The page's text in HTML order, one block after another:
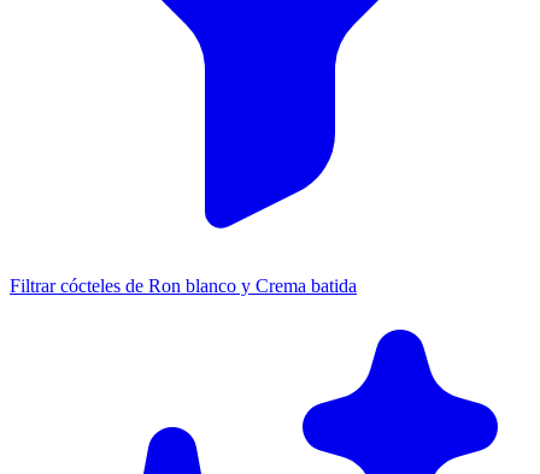
Filtrar cócteles de Ron blanco y Crema batida